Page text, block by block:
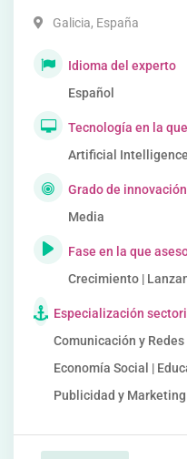
Galicia, España
Idioma del experto
Español
Tecnología en la
Artificial
Grado de
Media
Fase en la que
Crecimiento |
Especialización
Comunicación y
Economía Social |
Publicidad y Marketing